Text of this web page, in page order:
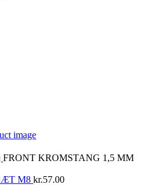
FRONT KROMSTANG 1,5 MM
M8 kr.57.00